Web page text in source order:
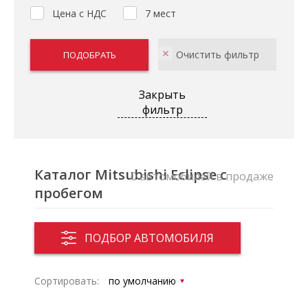
Цена с НДС 7 мест
Закрыть
фильтр
Каталог Mitsubishi Eclipse с
пробегом
ПОДБОР АВТОМОБИЛЯ
0 автомобилей в продаже
Сортировать: